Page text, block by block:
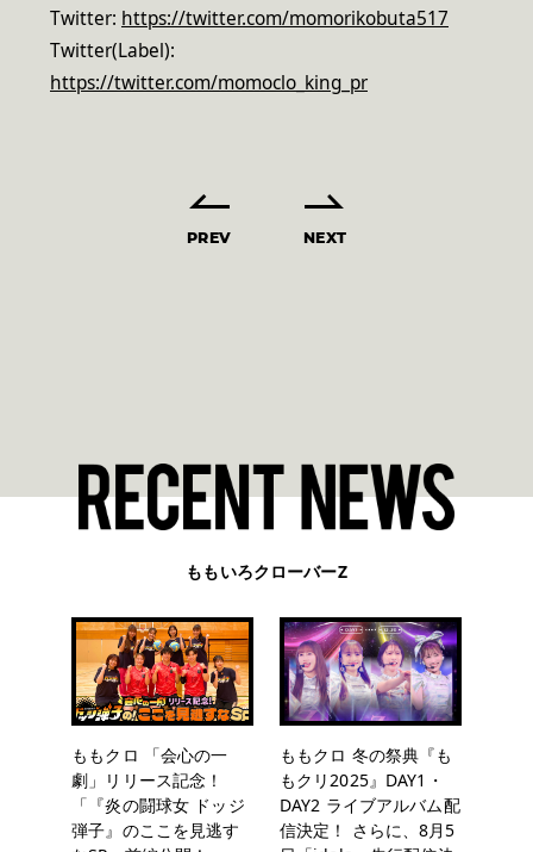
Twitter: https://twitter.com/momorikobuta517
Twitter(Label):
https://twitter.com/momoclo_king_pr
PREV NEXT
ももいろクローバーZ
ももクロ 「会心の一
劇」リリース記念！
「『炎の闘球女 ドッジ
弾子』のここを見逃す
ももクロ 冬の祭典『も
もクリ2025』DAY1・
DAY2 ライブアルバム配
信決定！ さらに、8月5